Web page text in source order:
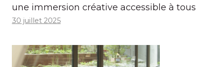
une immersion créative accessible à tous
30 juillet 2025